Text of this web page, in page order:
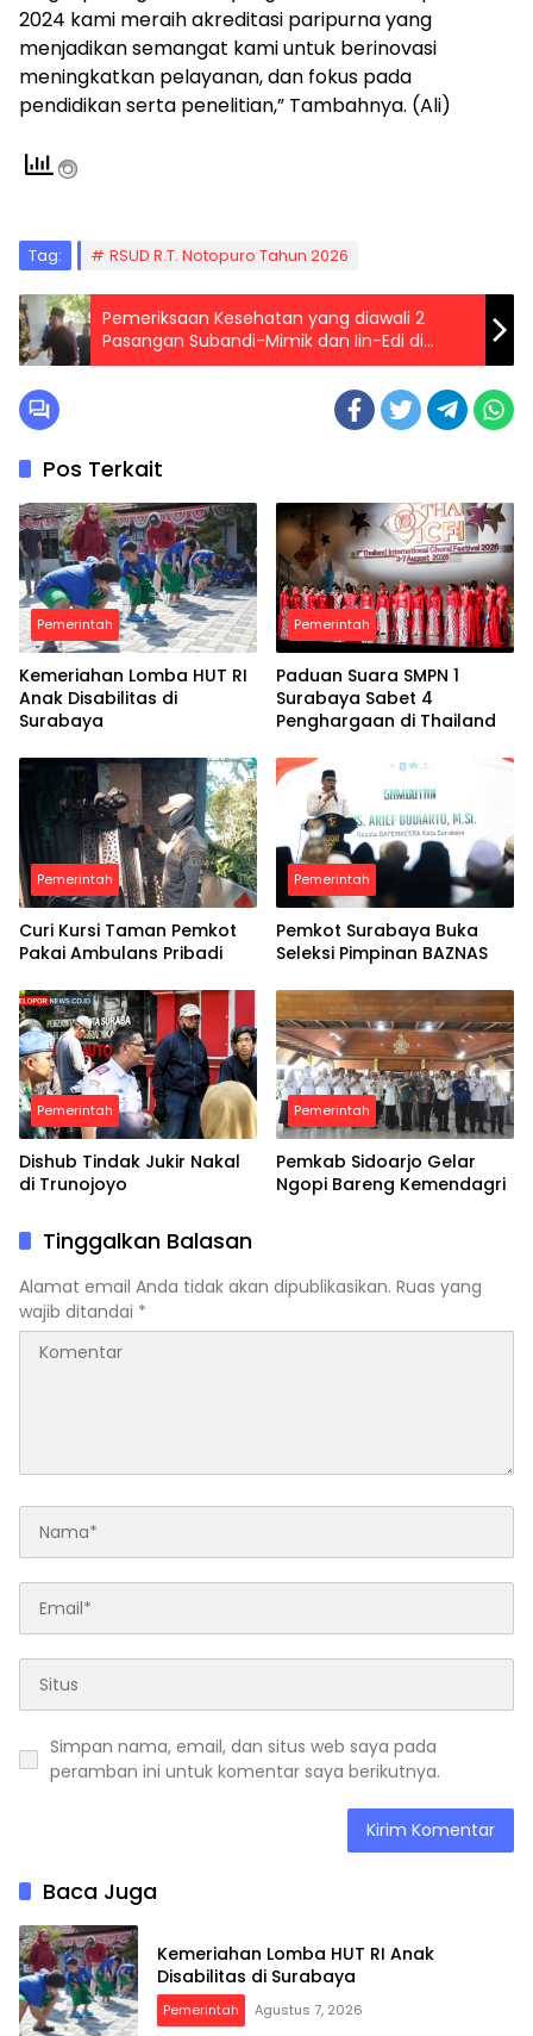
2024 kami meraih akreditasi paripurna yang
menjadikan semangat kami untuk berinovasi
meningkatkan pelayanan, dan fokus pada
pendidikan serta penelitian,” Tambahnya. (Ali)
Tag: RSUD R.T. Notopuro Tahun 2026
Pemeriksaan Kesehatan yang diawali 2
Pasangan Subandi-Mimik dan Iin-Edi di
Graha Amerta Surabaya
Pos Terkait
Pemerintah
Kemeriahan Lomba HUT RI
Anak Disabilitas di
Surabaya
Pemerintah
Paduan Suara SMPN 1
Surabaya Sabet 4
Penghargaan di Thailand
Pemerintah
Curi Kursi Taman Pemkot
Pakai Ambulans Pribadi
Pemerintah
Pemkot Surabaya Buka
Seleksi Pimpinan BAZNAS
Pemerintah
Dishub Tindak Jukir Nakal
di Trunojoyo
Pemerintah
Pemkab Sidoarjo Gelar
Ngopi Bareng Kemendagri
Tinggalkan Balasan
Alamat email Anda tidak akan dipublikasikan. Ruas yang
wajib ditandai *
Simpan nama, email, dan situs web saya pada
peramban ini untuk komentar saya berikutnya.
Baca Juga
Kemeriahan Lomba HUT RI Anak
Disabilitas di Surabaya
Pemerintah Agustus 7, 2026